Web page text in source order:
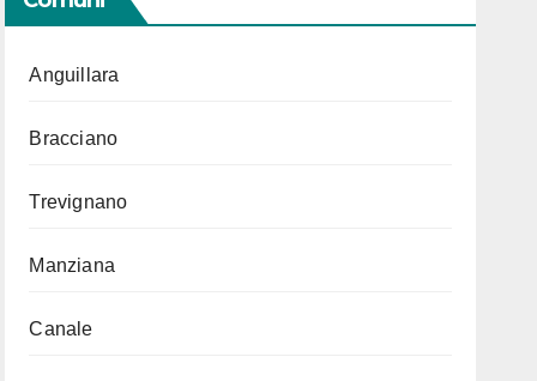
Anguillara
Bracciano
Trevignano
Manziana
Canale